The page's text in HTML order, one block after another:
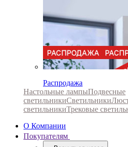
Распродажа
Настольные лампыПодвесные
светильникиСветильники
светильникиТрековые
О Компании
Покупателям